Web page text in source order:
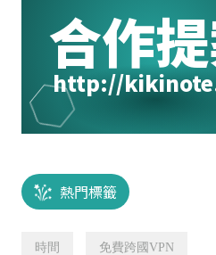
合作
http://
熱門標籤
時間 免費跨國VPN